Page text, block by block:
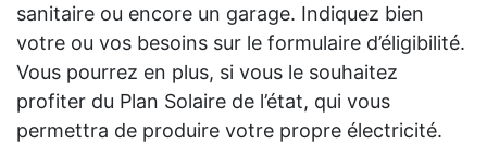
sanitaire ou encore un garage. Indiquez bien
votre ou vos besoins sur le formulaire d’éligibilité.
Vous pourrez en plus, si vous le souhaitez
profiter du Plan Solaire de l’état, qui vous
permettra de produire votre propre électricité.